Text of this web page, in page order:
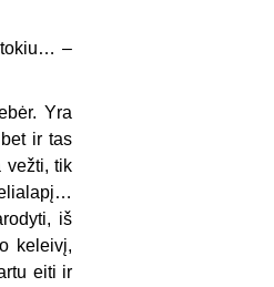
tokiu… –
Yra
ir tas
vežti, tik
iš
keleivį,
eiti ir